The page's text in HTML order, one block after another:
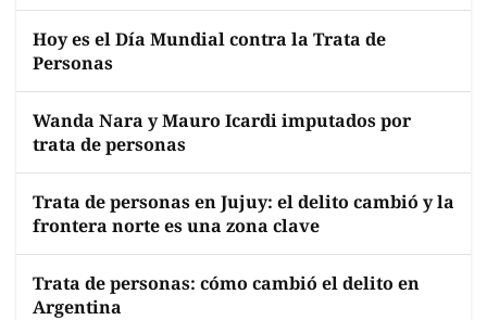
Hoy es el Día Mundial contra la Trata de
Personas
Wanda Nara y Mauro Icardi imputados por
trata de personas
Trata de personas en Jujuy: el delito cambió y la
frontera norte es una zona clave
Trata de personas: cómo cambió el delito en
Argentina